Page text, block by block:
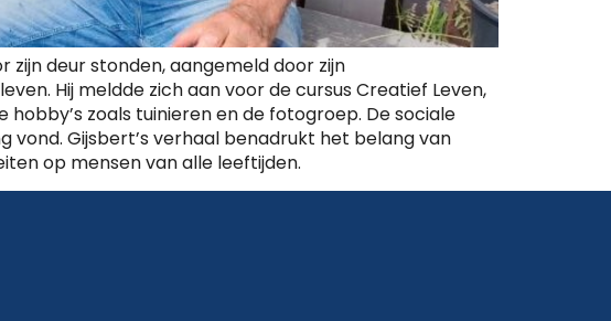
deur stonden, aangemeld door zijn
Hij meldde zich aan voor de cursus Creatief Leven,
zoals tuinieren en de fotogroep. De sociale
vond. Gijsbert’s verhaal benadrukt het belang van
op mensen van alle leeftijden.